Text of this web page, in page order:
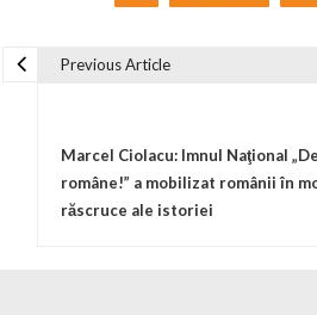
Previous Article
Marcel Ciolacu: Imnul Naţional
române!” a mobilizat românii în
răscruce ale istoriei